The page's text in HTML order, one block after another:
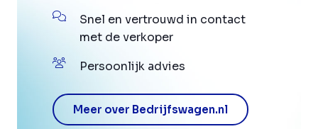
Snel en vertrouwd in contact
met de verkoper
Persoonlijk advies
Meer over Bedrijfswagen.nl